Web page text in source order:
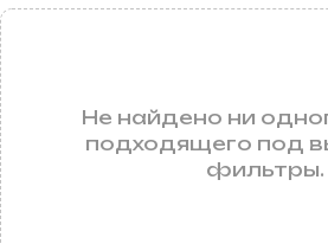
Не найдено ни
подходящего под
фильтры.